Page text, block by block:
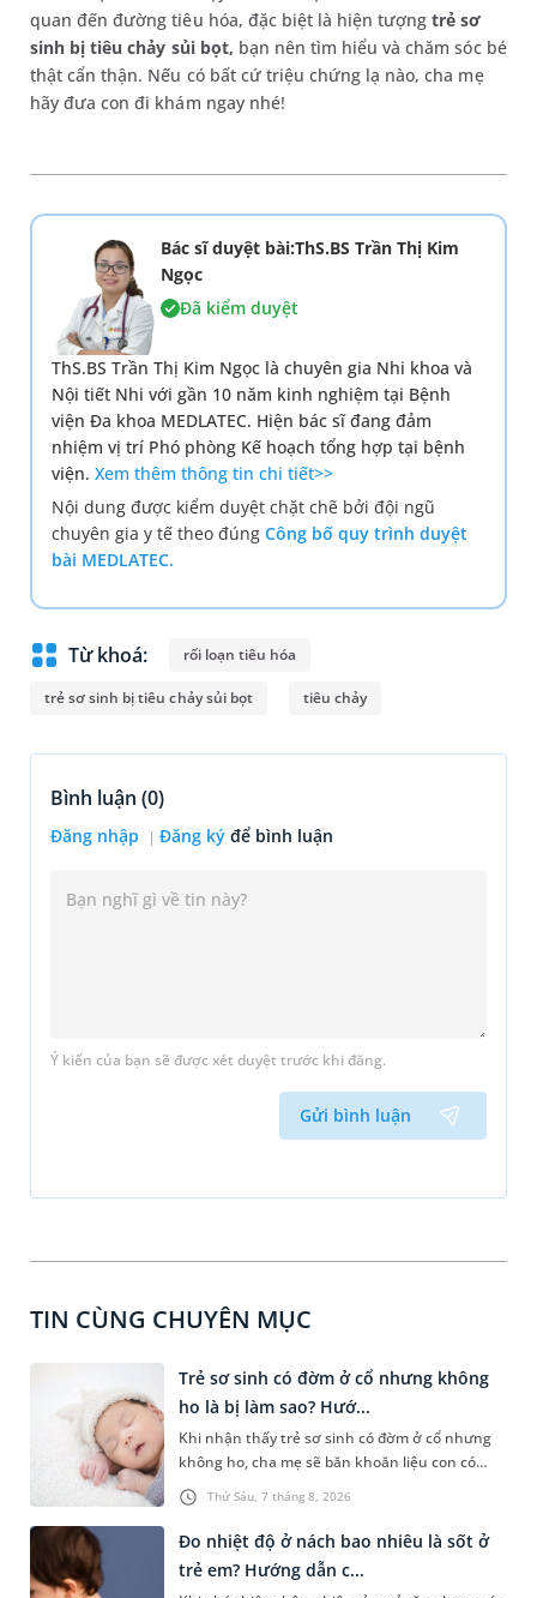
quan đến đường tiêu hóa, đặc biệt là hiện tượngtrẻ sơ
sinh bị tiêu chảy sủi bọt, bạn nên tìm hiểu và chăm sóc bé
thật cẩn thận. Nếu có bất cứ triệu chứng lạ nào, cha mẹ
hãy đưa con đi khám ngay nhé!
Bác sĩ duyệt bài:ThS.BS Trần Thị Kim
Ngọc
Đã kiểm duyệt
ThS.BS Trần Thị Kim Ngọc là chuyên gia Nhi khoa và
Nội tiết Nhi với gần 10 năm kinh nghiệm tại Bệnh
viện Đa khoa MEDLATEC. Hiện bác sĩ đang đảm
nhiệm vị trí Phó phòng Kế hoạch tổng hợp tại bệnh
viện. Xem thêm thông tin chi tiết>>
Nội dung được kiểm duyệt chặt chẽ bởi đội ngũ
chuyên gia y tế theo đúng Công bố quy trình duyệt
bài MEDLATEC.
Từ khoá: rối loạn tiêu hóa
trẻ sơ sinh bị tiêu chảy sủi bọt tiêu chảy
Bình luận (0)
Đăng nhập Đăng ký để bình luận
Ý kiến của bạn sẽ được xét duyệt trước khi đăng.
Gửi bình luận
TIN CÙNG CHUYÊN MỤC
Thứ Sáu, 7 tháng 8, 2026
Trẻ sơ sinh có đờm ở cổ nhưng không
ho là bị làm sao? Hướ...
Khi nhận thấy trẻ sơ sinh có đờm ở cổ nhưng
không ho, cha mẹ sẽ băn khoăn liệu con có
đang mắc bệnh đường hô hấp hay không.
Những chia sẻ dưới đây sẽ giúp cha mẹ hiểu
thêm về nguyên nhân gây nên tình trạng này
và cách xử trí an toàn để giúp bé dễ chịu, tránh
gặp phải vấn đề nguy hại cho sức khỏe.
Đo nhiệt độ ở nách bao nhiêu là sốt ở
trẻ em? Hướng dẫn c...